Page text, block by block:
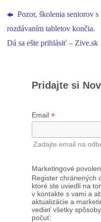
Pozor, školenia seniorov s
rozdávaním tabletov končia.
Dá sa ešte prihlásiť – Zive.sk
Pridajte si
Email *
Zadajte email na
Marketingové
Register chránených
ktoré ste uviedli na
v kontakte s vami a
aktualizácie a
vedieť všetky
počuť: